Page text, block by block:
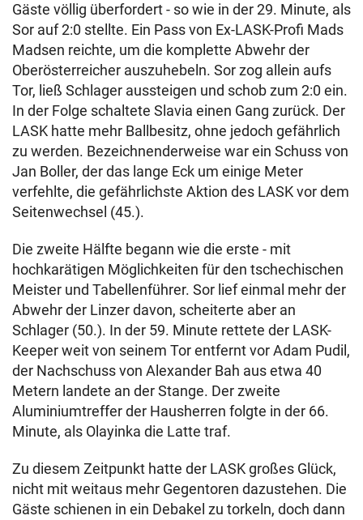
Gäste völlig überfordert - so wie in der 29. Minute, als
Sor auf 2:0 stellte. Ein Pass von Ex-LASK-Profi Mads
Madsen reichte, um die komplette Abwehr der
Oberösterreicher auszuhebeln. Sor zog allein aufs
Tor, ließ Schlager aussteigen und schob zum 2:0 ein.
In der Folge schaltete Slavia einen Gang zurück. Der
LASK hatte mehr Ballbesitz, ohne jedoch gefährlich
zu werden. Bezeichnenderweise war ein Schuss von
Jan Boller, der das lange Eck um einige Meter
verfehlte, die gefährlichste Aktion des LASK vor dem
Seitenwechsel (45.).
Die zweite Hälfte begann wie die erste - mit
hochkarätigen Möglichkeiten für den tschechischen
Meister und Tabellenführer. Sor lief einmal mehr der
Abwehr der Linzer davon, scheiterte aber an
Schlager (50.). In der 59. Minute rettete der LASK-
Keeper weit von seinem Tor entfernt vor Adam Pudil,
der Nachschuss von Alexander Bah aus etwa 40
Metern landete an der Stange. Der zweite
Aluminiumtreffer der Hausherren folgte in der 66.
Minute, als Olayinka die Latte traf.
Zu diesem Zeitpunkt hatte der LASK großes Glück,
nicht mit weitaus mehr Gegentoren dazustehen. Die
Gäste schienen in ein Debakel zu torkeln, doch dann